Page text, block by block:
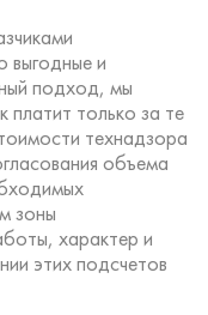
выгодные и
подход, мы
платит только за те
технадзора
объема
зоны
характер и
этих подсчетов